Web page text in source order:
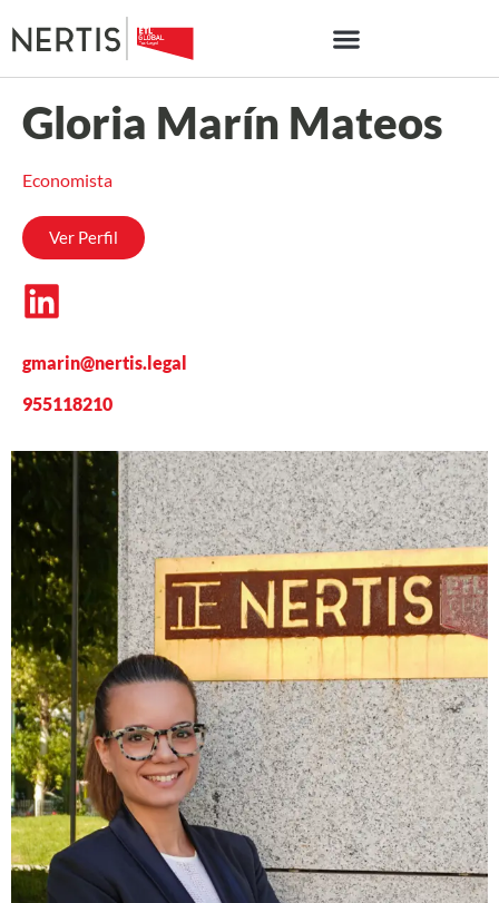
Gloria Marín Mateos
Economista
Ver Perfil
gmarin@nertis.legal
955118210